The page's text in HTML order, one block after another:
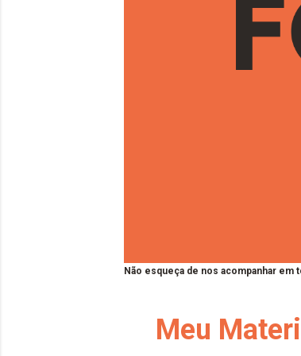
Não esqueça de nos acompanhar em
Meu